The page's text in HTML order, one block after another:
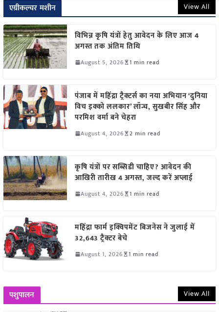
एग्रीकल्चर मशीन View All
विभिन्न कृषि यंत्रों हेतु आवेदन के लिए आज 4
अगस्त तक अंतिम तिथि
August 5, 2026 1 min read
पंजाब में महिंद्रा ट्रैक्टर्स का नया अभियान ‘दुनिया
विच इक्को ललकार’ लॉन्च, सुखबीर सिंह और
परमिश वर्मा बने चेहरा
August 4, 2026 2 min read
कृषि यंत्रों पर सब्सिडी चाहिए? आवेदन की
आखिरी तारीख 4 अगस्त, जल्द करें अप्लाई
August 4, 2026 1 min read
महिंद्रा फार्म इक्विपमेंट बिजनेस ने जुलाई में
32,643 ट्रैक्टर बेचे
August 1, 2026 1 min read
पशुपालन View All